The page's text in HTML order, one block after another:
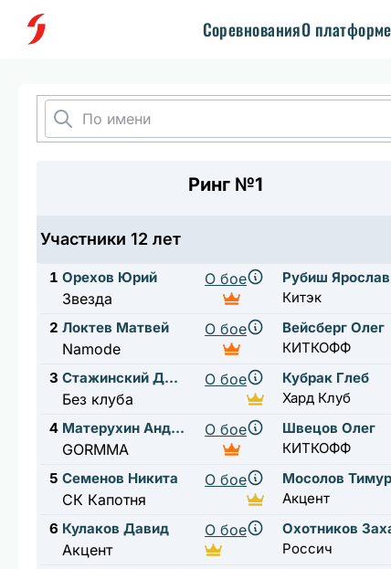
СоревнованияО платформе
Ринг №1
Участники 12 лет
1 Орехов Юрий
Звезда
О бое
Рубиш Ярослав
Китэк
2 Локтев Матвей
Namode
О бое
Вейсберг Олег
КИТКОФФ
3
Стажинский Дмитрий
Без клуба
О бое
Кубрак Глеб
Хард Клуб
4
Матерухин Андрей
GORMMA
О бое
Швецов Олег
КИТКОФФ
5 Семенов Никита
СК Капотня
О бое
Мосолов Тимур
Акцент
6 Кулаков Давид
Акцент
О бое
Охотников
Россич